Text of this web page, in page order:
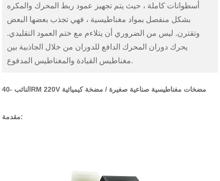
أسطوانات كاملة ، حيث يتم تجهيز عمود ربط المحرك والمكره
بشكل منفصل بمواد مغناطيسية ، فهي تجذب بعضها البعض
وتقترن. ليس من الضروري أن يتلاءم مع ختم العمود التقليدي.
يحرك دوران المحرك الدافع للدوران من خلال الجاذبية بين
مغناطيس القيادة والمغناطيس المدفوع.
النائب -40RM 220V مضخات مغناطيسية صناعية صغيرة / مضخة كيميائية
مقدمة: